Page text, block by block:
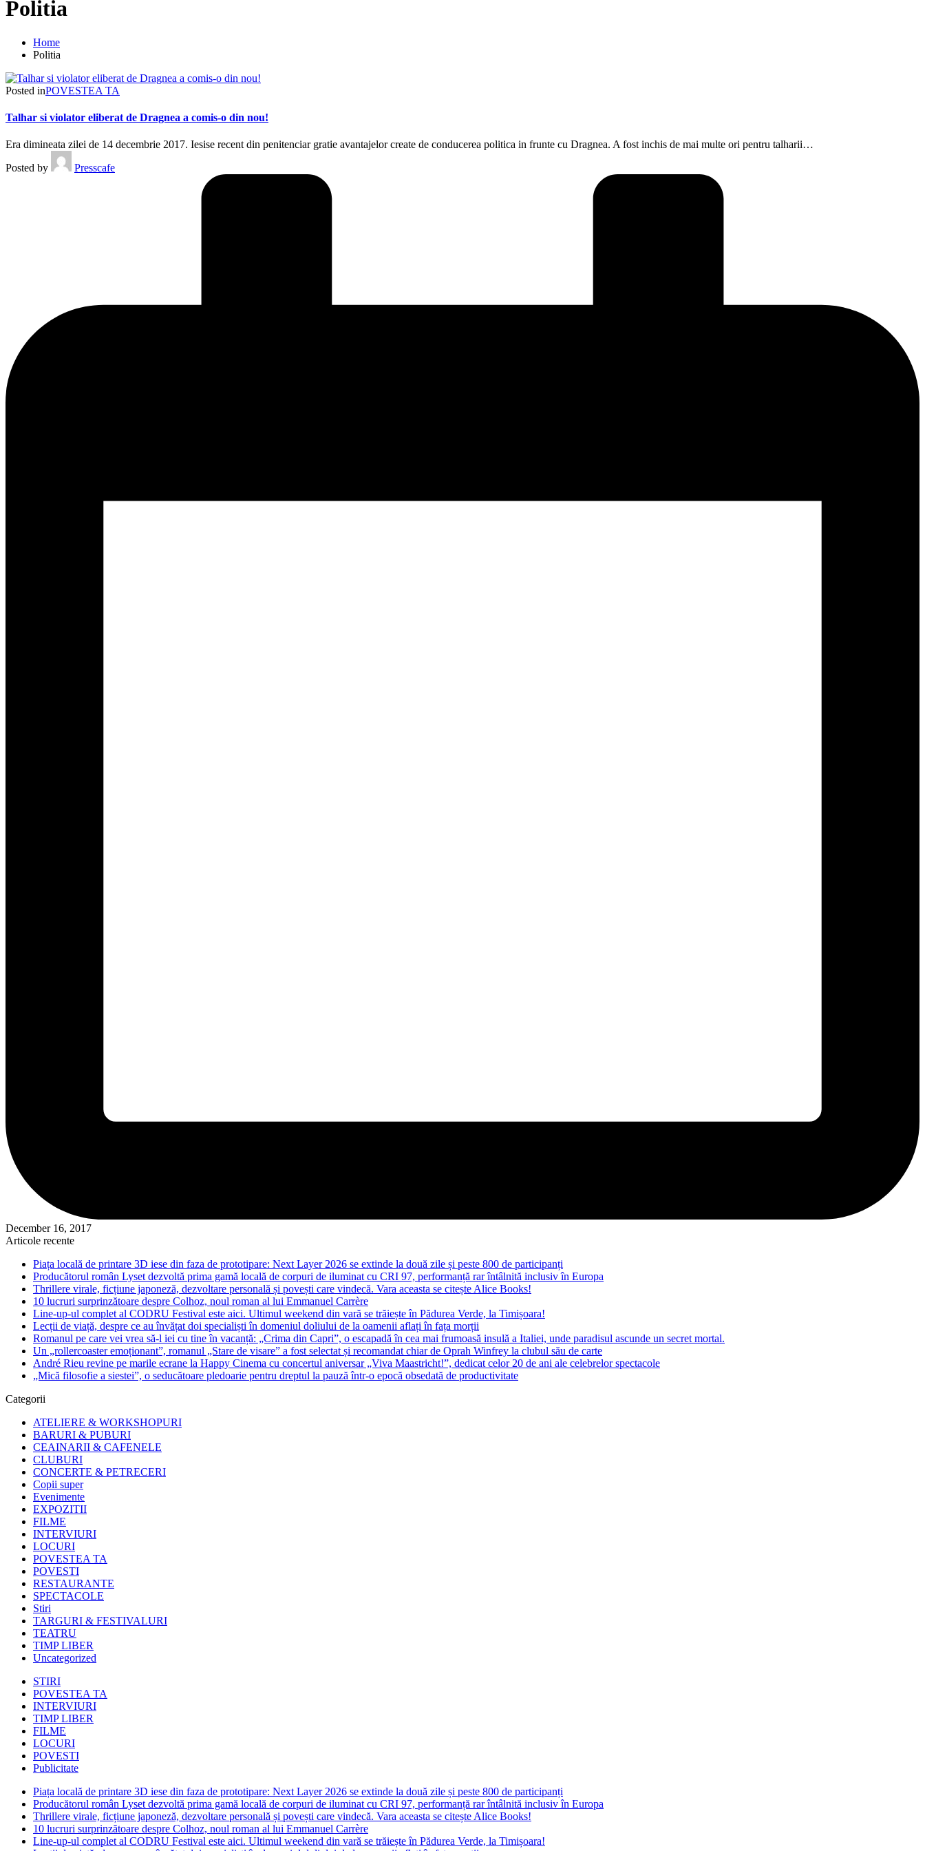
Politia
Home
Politia
Posted inPOVESTEA TA
Talhar si violator eliberat de Dragnea a comis-o din nou!
Era dimineata zilei de 14 decembrie 2017. Iesise recent din penitenciar gratie avantajelor create de conducerea politica in frunte cu Dragnea. A fost inchis de mai multe ori pentru talharii…
Posted by
Presscafe
December 16, 2017
Articole recente
Piața locală de printare 3D iese din faza de prototipare: Next Layer 2026 se extinde la două zile și peste 800 de participanți
Producătorul român Lyset dezvoltă prima gamă locală de corpuri de iluminat cu CRI 97, performanță rar întâlnită inclusiv în Europa
Thrillere virale, ficțiune japoneză, dezvoltare personală și povești care vindecă. Vara aceasta se citește Alice Books!
10 lucruri surprinzătoare despre Colhoz, noul roman al lui Emmanuel Carrère
Line-up-ul complet al CODRU Festival este aici. Ultimul weekend din vară se trăiește în Pădurea Verde, la Timișoara!
Lecții de viață, despre ce au învățat doi specialiști în domeniul doliului de la oamenii aflați în fața morții
Romanul pe care vei vrea să-l iei cu tine în vacanță: „Crima din Capri”, o escapadă în cea mai frumoasă insulă a Italiei, unde paradisul ascunde un secret mortal.
Un „rollercoaster emoționant”, romanul „Stare de visare” a fost selectat și recomandat chiar de Oprah Winfrey la clubul său de carte
André Rieu revine pe marile ecrane la Happy Cinema cu concertul aniversar „Viva Maastricht!”, dedicat celor 20 de ani ale celebrelor spectacole
„Mică filosofie a siestei”, o seducătoare pledoarie pentru dreptul la pauză într-o epocă obsedată de productivitate
Categorii
ATELIERE & WORKSHOPURI
BARURI & PUBURI
CEAINARII & CAFENELE
CLUBURI
CONCERTE & PETRECERI
Copii super
Evenimente
EXPOZITII
FILME
INTERVIURI
LOCURI
POVESTEA TA
POVESTI
RESTAURANTE
SPECTACOLE
Stiri
TARGURI & FESTIVALURI
TEATRU
TIMP LIBER
Uncategorized
STIRI
POVESTEA TA
INTERVIURI
TIMP LIBER
FILME
LOCURI
POVESTI
Publicitate
Piața locală de printare 3D iese din faza de prototipare: Next Layer 2026 se extinde la două zile și peste 800 de participanți
Producătorul român Lyset dezvoltă prima gamă locală de corpuri de iluminat cu CRI 97, performanță rar întâlnită inclusiv în Europa
Thrillere virale, ficțiune japoneză, dezvoltare personală și povești care vindecă. Vara aceasta se citește Alice Books!
10 lucruri surprinzătoare despre Colhoz, noul roman al lui Emmanuel Carrère
Line-up-ul complet al CODRU Festival este aici. Ultimul weekend din vară se trăiește în Pădurea Verde, la Timișoara!